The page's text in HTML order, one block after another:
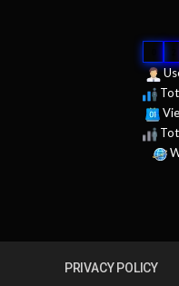
PRIVACY POLICY